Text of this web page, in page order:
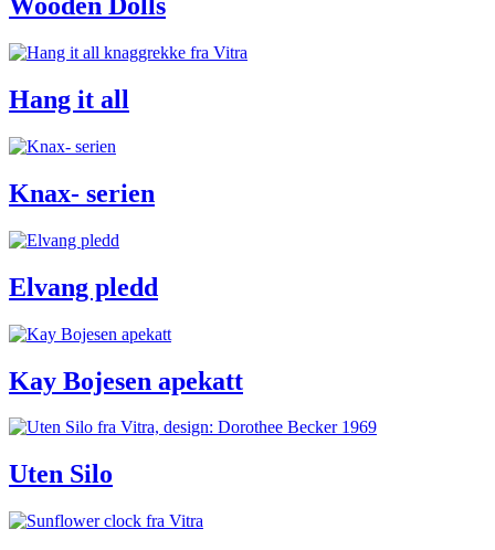
Wooden Dolls
Hang it all
Knax- serien
Elvang pledd
Kay Bojesen apekatt
Uten Silo